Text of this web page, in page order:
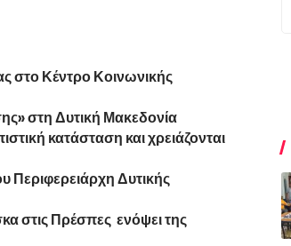
στο Κέντρο Κοινωνικής
στη Δυτική Μακεδονία
κατάσταση και χρειάζονται
Περιφερειάρχη Δυτικής
στις Πρέσπες ενόψει της